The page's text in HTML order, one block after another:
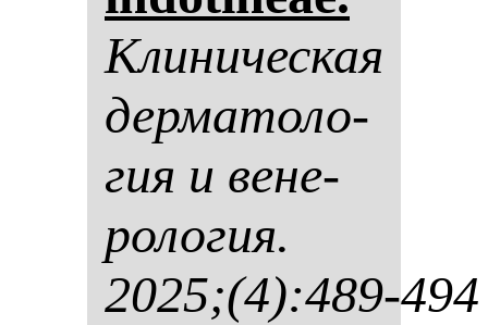
Кли­ни­чес­кая
дер­ма­то­ло­
гия и ве­не­
ро­ло­гия.
2025;(4):489-494